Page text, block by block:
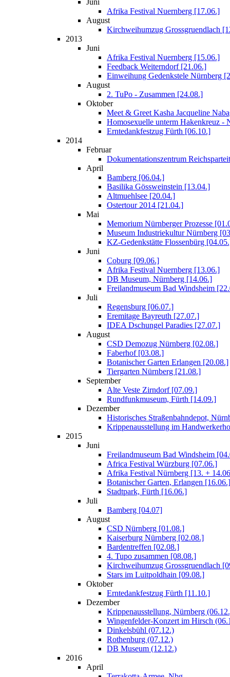
Afrika Festival Nuernberg [17.06.]
August
Kirchweihumzug Grossgruendlach
2013
Juni
Afrika Festival Nuernberg [15.06.]
Feedback Weiterndorf [21.06.]
Einweihung Gedenkstele Nürnberg
August
2. TuPo - Zusammen [24.08.]
Oktober
Meet & Greet Kasha Jacqueline
Homosexuelle unterm Hakenkreuz -
Erntedankfestzug Fürth [06.10.]
2014
Februar
Dokumentationszentrum
April
Bamberg [06.04.]
Basilika Gössweinstein [13.04.]
Altmuehlsee [20.04.]
Ostertour 2014 [21.04.]
Mai
Memorium Nürnberger Prozesse
Museum Industriekultur Nürnberg
KZ-Gedenkstätte Flossenbürg
Juni
Coburg [09.06.]
Afrika Festival Nuernberg [13.06.]
DB Museum, Nürnberg [14.06.]
Freilandmuseum Bad Windsheim
Juli
Regensburg [06.07.]
Eremitage Bayreuth [27.07.]
IDEA Dschungel Paradies [27.07.]
August
CSD Demozug Nürnberg [02.08.]
Faberhof [03.08.]
Botanischer Garten Erlangen [20.08.]
Tiergarten Nürnberg [21.08.]
September
Alte Veste Zirndorf [07.09.]
Rundfunkmuseum, Fürth [14.09.]
Dezember
Historisches Straßenbahndepot,
Krippenausstellung im
2015
Juni
Freilandmuseum Bad Windsheim
Africa Festival Würzburg [07.06.]
Afrika Festival Nürnberg [13. +
Botanischer Garten, Erlangen [16.06.]
Stadtpark, Fürth [16.06.]
Juli
Bamberg [04.07]
August
CSD Nürnberg [01.08.]
Kaiserburg Nürnberg [02.08.]
Bardentreffen [02.08.]
4. Tupo zusammen [08.08.]
Kirchweihumzug Grossgruendlach
Stars im Luitpoldhain [09.08.]
Oktober
Erntedankfestzug Fürth [11.10.]
Dezember
Krippenausstellung, Nürnberg
Wingenfelder-Konzert im Hirsch
Dinkelsbühl (07.12.)
Rothenburg (07.12.)
DB Museum (12.12.)
2016
April